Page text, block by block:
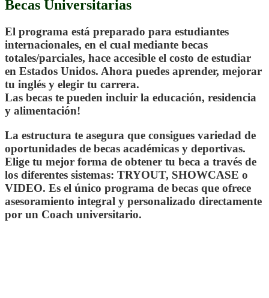
Becas Universitarias
El programa está preparado para estudiantes
internacionales, en el cual mediante becas
totales/parciales, hace accesible el costo de estudiar
en Estados Unidos. Ahora puedes aprender, mejorar
tu inglés y elegir tu carrera.
Las becas te pueden incluir la educación, residencia
y alimentación!
La estructura te asegura que consigues variedad de
oportunidades de becas académicas y deportivas.
Elige tu mejor forma de obtener tu beca a través de
los diferentes sistemas: TRYOUT, SHOWCASE o
VIDEO. Es el único programa de becas que ofrece
asesoramiento integral y personalizado directamente
por un Coach universitario.